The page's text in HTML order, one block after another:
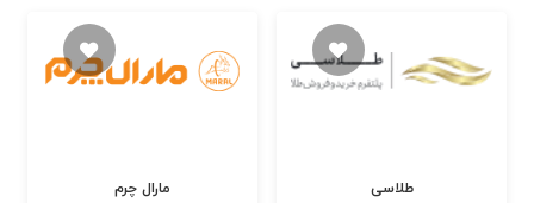
مارال چرم طلاسی